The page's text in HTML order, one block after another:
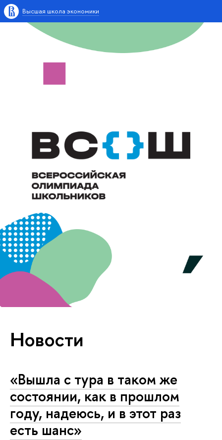
Высшая школа экономики
Новости
«Вышла с тура в таком же
состоянии, как в прошлом
году, надеюсь, и в этот раз
есть шанс»